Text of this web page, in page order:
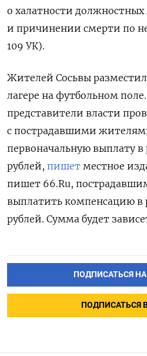
о халатности должностных
и причинении смерти по
109 УК).
Жителей Сосьвы
лагере на футбольном
представители власти
с пострадавшими
первоначальную выплату в
рублей, пишет местное
пишет 66.Ru,
выплатить компенсацию в
рублей. Сумма будет
ПОДПИСАТЬСЯ
ПОДПИСАТЬСЯ В